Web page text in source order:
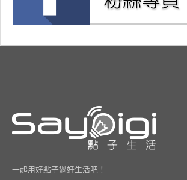
一起用好點子過好生活吧！